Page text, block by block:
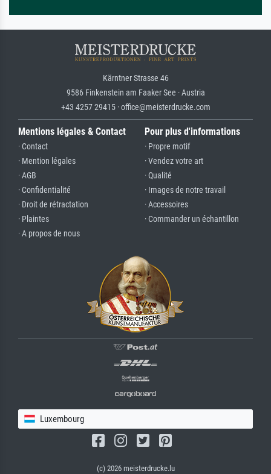
Kärntner Strasse 46
9586 Finkenstein am Faaker See · Austria
+43 4257 29415 · office@meisterdrucke.com
Mentions légales & Contact
· Contact
· Mention légales
· AGB
· Confidentialité
· Droit de rétractation
· Plaintes
· A propos de nous
Pour plus d'informations
· Propre motif
· Vendez votre art
· Qualité
· Images de notre travail
· Accessoires
· Commander un échantillon
Luxembourg
(c) 2026 meisterdrucke.lu